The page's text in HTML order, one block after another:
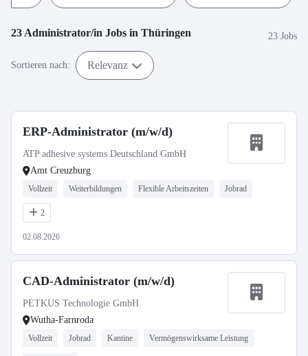
23 Administrator/in Jobs in Thüringen 23 Jobs
Sortieren nach: Relevanz
ERP-Administrator (m/w/d)
ATP adhesive systems Deutschland GmbH
Amt Creuzburg
Vollzeit Weiterbildungen Flexible Arbeitszeiten Jobrad
2
02.08.2026
CAD-Administrator (m/w/d)
PETKUS Technologie GmbH
Wutha-Farnroda
Vollzeit Jobrad Kantine Vermögenswirksame Leistung